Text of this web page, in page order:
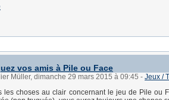
vos amis à Pile ou Face
Müller, dimanche 29 mars 2015 à 09:45 - Jeux /
les choses au clair concernant le jeu de Pile ou